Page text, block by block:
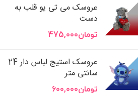
عروسک می تی یو قلب به
دست
تومان475,000
عروسک استیج لباس دار 24
سانتی متر
تومان600,000